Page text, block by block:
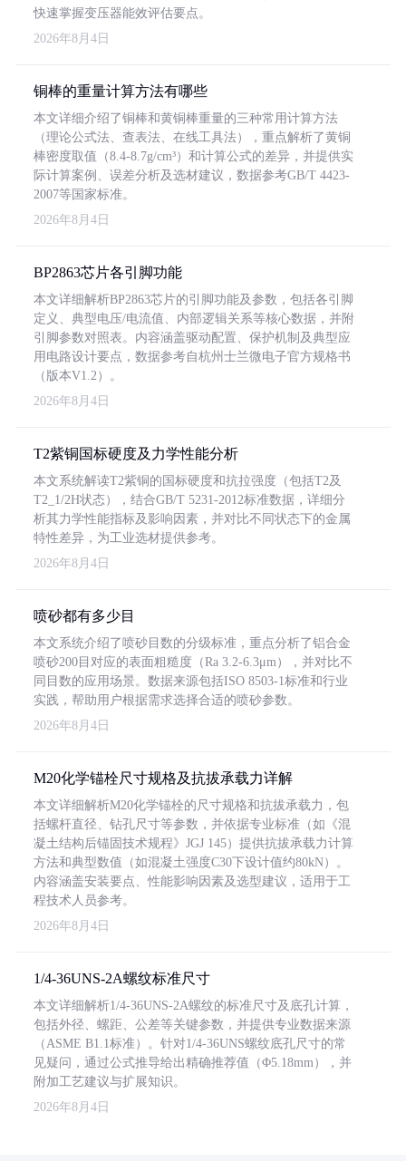
快速掌握变压器能效评估要点。
2026年8月4日
铜棒的重量计算方法有哪些
本文详细介绍了铜棒和黄铜棒重量的三种常用计算方法
（理论公式法、查表法、在线工具法），重点解析了黄铜
棒密度取值（8.4-8.7g/cm³）和计算公式的差异，并提供实
际计算案例、误差分析及选材建议，数据参考GB/T 4423-
2007等国家标准。
2026年8月4日
BP2863芯片各引脚功能
本文详细解析BP2863芯片的引脚功能及参数，包括各引脚
定义、典型电压/电流值、内部逻辑关系等核心数据，并附
引脚参数对照表。内容涵盖驱动配置、保护机制及典型应
用电路设计要点，数据参考自杭州士兰微电子官方规格书
（版本V1.2）。
2026年8月4日
T2紫铜国标硬度及力学性能分析
本文系统解读T2紫铜的国标硬度和抗拉强度（包括T2及
T2_1/2H状态），结合GB/T 5231-2012标准数据，详细分
析其力学性能指标及影响因素，并对比不同状态下的金属
特性差异，为工业选材提供参考。
2026年8月4日
喷砂都有多少目
本文系统介绍了喷砂目数的分级标准，重点分析了铝合金
喷砂200目对应的表面粗糙度（Ra 3.2-6.3μm），并对比不
同目数的应用场景。数据来源包括ISO 8503-1标准和行业
实践，帮助用户根据需求选择合适的喷砂参数。
2026年8月4日
M20化学锚栓尺寸规格及抗拔承载力详解
本文详细解析M20化学锚栓的尺寸规格和抗拔承载力，包
括螺杆直径、钻孔尺寸等参数，并依据专业标准（如《混
凝土结构后锚固技术规程》JGJ 145）提供抗拔承载力计算
方法和典型数值（如混凝土强度C30下设计值约80kN）。
内容涵盖安装要点、性能影响因素及选型建议，适用于工
程技术人员参考。
2026年8月4日
1/4-36UNS-2A螺纹标准尺寸
本文详细解析1/4-36UNS-2A螺纹的标准尺寸及底孔计算，
包括外径、螺距、公差等关键参数，并提供专业数据来源
（ASME B1.1标准）。针对1/4-36UNS螺纹底孔尺寸的常
见疑问，通过公式推导给出精确推荐值（Φ5.18mm），并
附加工艺建议与扩展知识。
2026年8月4日